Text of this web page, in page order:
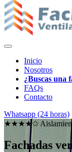
Inicio
Nosotros
¿Buscas una
FAQs
Contacto
Whatsapp (24 horas)
★★★★✩ Aislamiento
Fachadas